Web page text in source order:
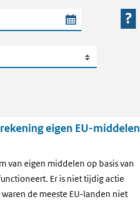
van de periode
eigen EU-middelen
van eigen middelen op basis van
Er is niet tijdig actie
de meeste EU-landen niet